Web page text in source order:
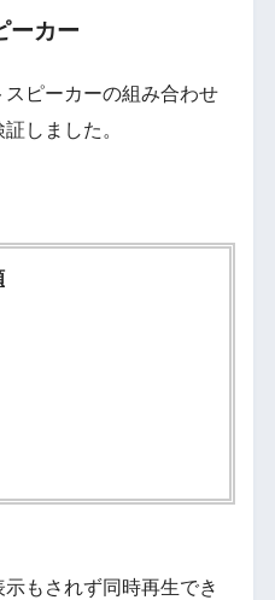
ーカー
ピーカーの組み合わせ
しました。
もされず同時再生でき